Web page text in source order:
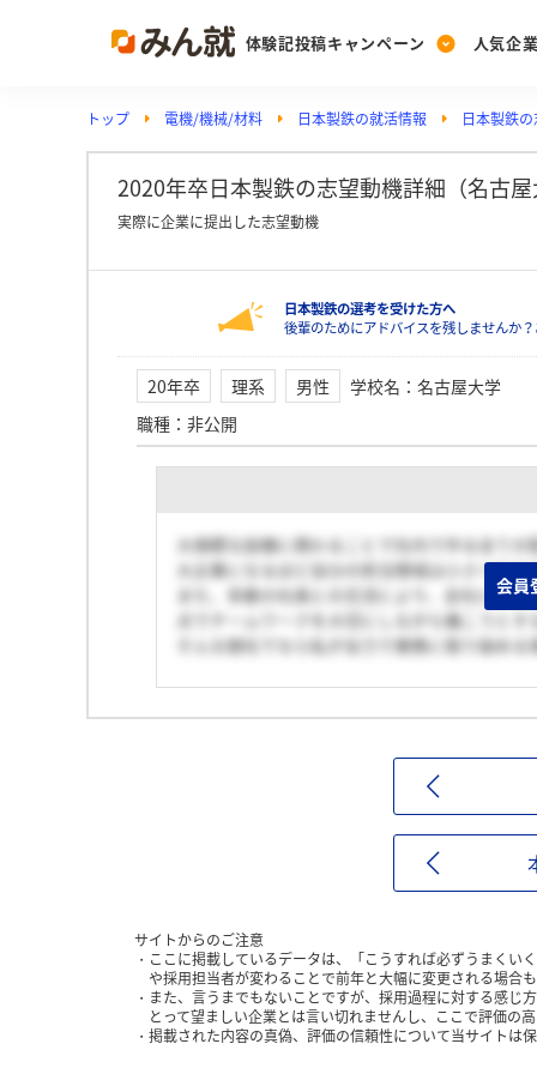
体験記投稿キャンペーン
Post
投稿する
人気企
Ranking
ランキングを見る
Vote
投票する
PickUp
注目の企業特集
トップ 電機/機械/材料 日本製鉄の就活情報 日本製鉄
2020年卒日本製鉄の志望動機詳細（名古
実際に企業に提出した志望動機
日本製鉄の選考を受けた方へ
後輩のためにアドバイスを残しませんか
20年卒 理系 男性 学校名 ： 名古屋大学
職種 ： 非公開
大規模な設備に携わることで社内で作る全て
大企業になるほど自分の担当領域は小さくな
また、多数の社員との交流により、会社につ
点でチームワークを大切にしながら働こうと
そんな御社でなら私が全力で業務に取り組め
会員
サイトからのご注意
ここに掲載しているデータは、「こうすれば必ずうまくい
や採用担当者が変わることで前年と大幅に変更される場合
また、言うまでもないことですが、採用過程に対する感じ
とって望ましい企業とは言い切れませんし、ここで評価の
掲載された内容の真偽、評価の信頼性について当サイトは